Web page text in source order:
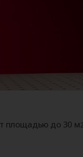
площадью до 30 м